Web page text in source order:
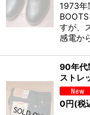
1973年
すが、
感電か
90年代
ストレ
0円(税